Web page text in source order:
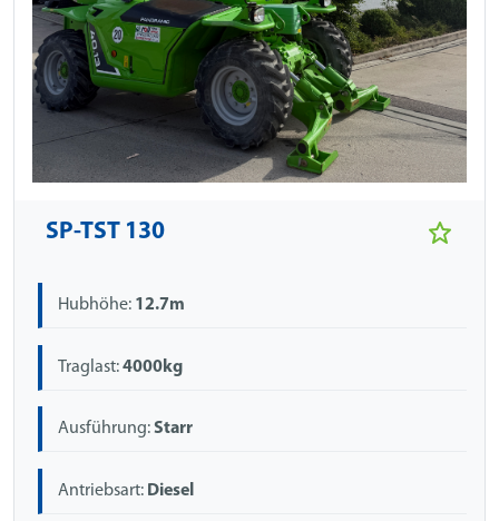
SP-TST 130
Hubhöhe: 12.7m
Traglast:4000kg
Ausführung:Starr
Antriebsart: Diesel